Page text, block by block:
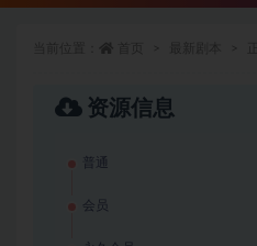
资源信息
普通
会员